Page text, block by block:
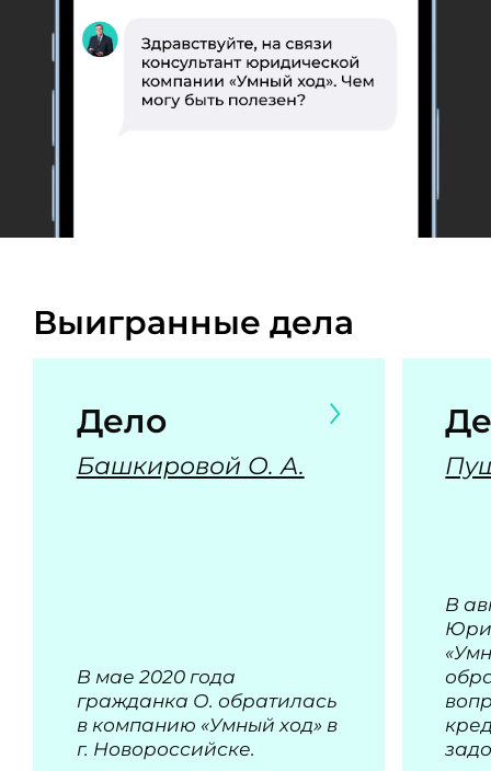
Выигранные дела
Дело
Башкировой О. А.
В мае 2020 года
гражданка О. обратилась
в компанию «Умный ход» в
г. Новороссийске.
В